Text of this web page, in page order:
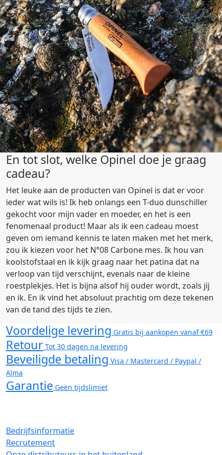
En tot slot, welke Opinel doe je graag
cadeau?
Het leuke aan de producten van Opinel is dat er voor
ieder wat wils is! Ik heb onlangs een T-duo dunschiller
gekocht voor mijn vader en moeder, en het is een
fenomenaal product! Maar als ik een cadeau moest
geven om iemand kennis te laten maken met het merk,
zou ik kiezen voor het N°08 Carbone mes. Ik hou van
koolstofstaal en ik kijk graag naar het patina dat na
verloop van tijd verschijnt, evenals naar de kleine
roestplekjes. Het is bijna alsof hij ouder wordt, zoals jij
en ik. En ik vind het absoluut prachtig om deze tekenen
van de tand des tijds te zien.
Voordelige levering Gratis bij aankopen vanaf €69
Retour Tot 30 dagen na levering
Beveiligde betaling Visa / Mastercard / Paypal /
Alma
Garantie Geen tijdslimiet
Bedrijfsinformatie
Recrutement